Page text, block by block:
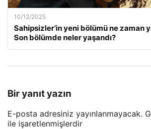
10/12/2025
Sahipsizler’in yeni bölümü ne zaman
Son bölümde neler yaşandı?
Bir yanıt yazın
E-posta adresiniz yayınlanmayacak.
ile işaretlenmişlerdir